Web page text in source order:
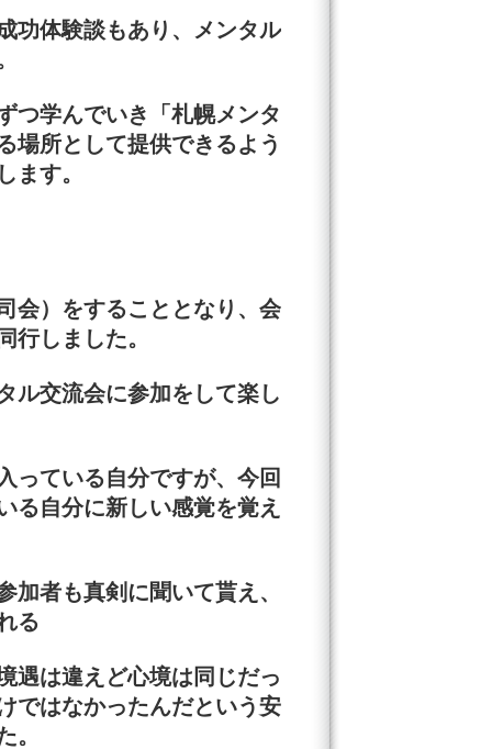
功体験談もあり、
メンタル
つ学んでいき「 札幌メンタ
場所として提供できるよう
ます。
会）をすることとなり、会
行しました。
ル交流会に参加をして楽し
っている自分ですが、今回
る自分に新しい感覚を覚え
者も真剣に聞いて貰え、
る
遇は違えど心境は同じだっ
ではなかったんだという安
。